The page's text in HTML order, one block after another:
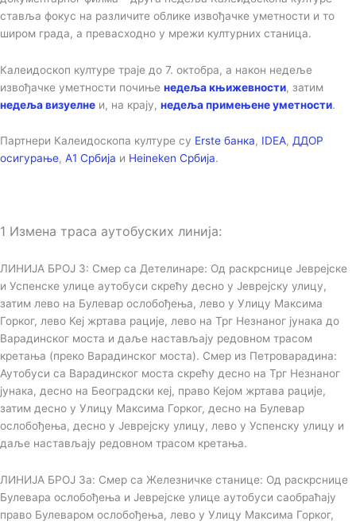
ставља фокус на различите облике извођачке уметности и то
широм града, а превасходно у мрежи културних станица.
Калеидоскоп културе траје до 7. октобра, а након недеље
извођачке уметности почиње недеља књижевности, затим
недеља визуелне и, на крају, недеља примењене уметности.
Партнери Калеидоскопа културе су Erste банка, IDEA, ДДОР
осигурање, А1 Србија и Heineken Србија.
1 Измена траса аутобуских линија:
ЛИНИЈА БРОЈ 3: Смер са Детелинаре: Од раскрснице Јеврејске
и Успенске улице аутобуси скрећу десно у Јеврејску улицу,
затим лево на Булевар ослобођења, лево у Улицу Максима
Горког, лево Кеј жртава рације, лево на Трг Незнаног јунака до
Варадинског моста и даље настављају редовном трасом
кретања (преко Варадинског моста). Смер из Петроварадина:
Аутобуси са Варадинског моста скрећу десно на Трг Незнаног
јунака, десно на Београдски кеј, право Кејом жртава рације,
затим десно у Улицу Максима Горког, десно на Булевар
ослобођења, десно у Јеврејску улицу, лево у Успенску улицу и
даље настављају редовном трасом кретања.
ЛИНИЈА БРОЈ 3а: Смер са Железничке станице: Од раскрснице
Булевара ослобођења и Јеврејске улице аутобуси саобраћају
право Булеваром ослобођења, лево у Улицу Максима Горког,